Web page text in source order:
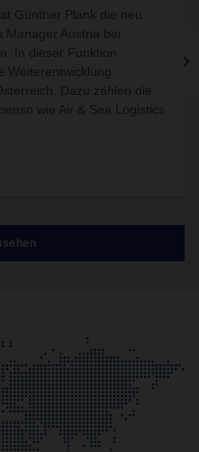
Günther Plank die neu
Manager Austria bei
In dieser Funktion
Weiterentwicklung
Dazu zählen die
wie Air & Sea Logistics